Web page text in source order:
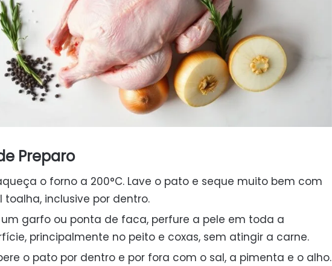
Preparo
o forno a 200°C. Lave o pato e seque muito bem com
toalha, inclusive por dentro.
garfo ou ponta de faca, perfure a pele em toda a
principalmente no peito e coxas, sem atingir a carne.
o pato por dentro e por fora com o sal, a pimenta e o alho.